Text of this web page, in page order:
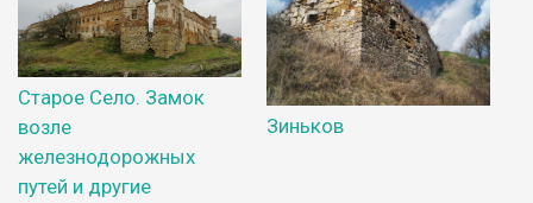
Старое Село. Замок
возле
железнодорожных
путей и другие
Зиньков